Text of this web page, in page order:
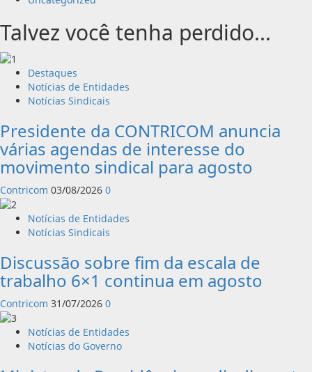
Talvez você tenha perdido...
Destaques
Notícias de Entidades
Notícias Sindicais
Presidente da CONTRICOM anuncia
várias agendas de interesse do
movimento sindical para agosto
Contricom 03/08/2026 0
Notícias de Entidades
Notícias Sindicais
Discussão sobre fim da escala de
trabalho 6×1 continua em agosto
Contricom 31/07/2026 0
Notícias de Entidades
Notícias do Governo